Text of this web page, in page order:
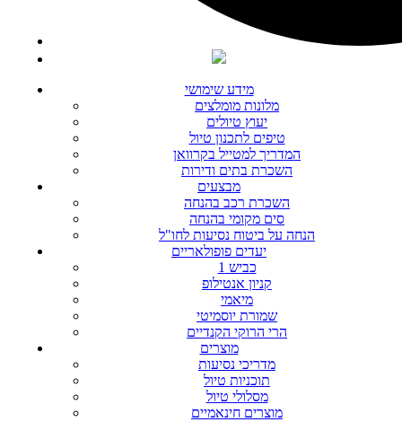
מידע שימושי
מלונות מומלצים
יעוץ טיולים
טיפים לתכנון טיול
המדריך למטייל בקרוואן
השכרת בתים ודירות
מבצעים
השכרת רכב בהנחה
סים מקומי בהנחה
הנחה על ביטוח נסיעות לחו"ל
יעדים פופולאריים
כביש 1
קניון אנטילופ
מיאמי
שמורת יוסמיטי
הרי הרוקי הקנדיים
מוצרים
מדריכי נסיעות
תוכניות טיול
מסלולי טיול
מוצרים חינאמיים